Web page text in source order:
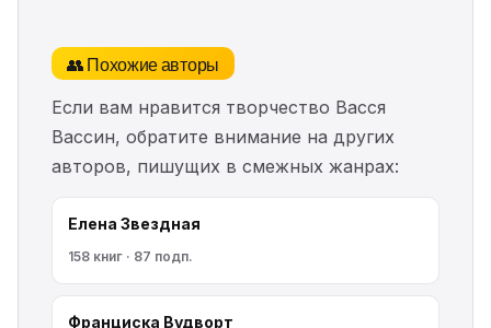
👥 Похожие авторы
Если вам нравится творчество Васся
Вассин, обратите внимание на других
авторов, пишущих в смежных жанрах:
Елена Звездная
158 книг · 87 подп.
Франциска Вудворт